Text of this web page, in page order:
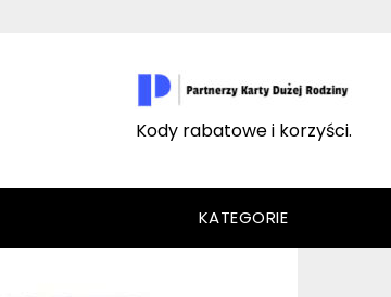
Kody rabatowe i korzyści.
KATEGORIE